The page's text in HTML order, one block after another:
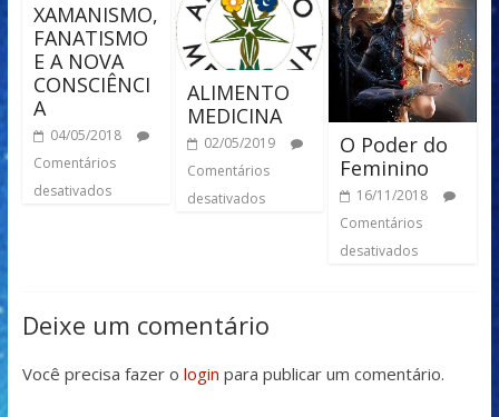
XAMANISMO,
FANATISMO
E A NOVA
CONSCIÊNCI
A
04/05/2018
Comentários
desativados
ALIMENTO
MEDICINA
02/05/2019
Comentários
desativados
O Poder do
Feminino
16/11/2018
Comentários
desativados
Deixe um comentário
Você precisa fazer o login para publicar um comentário.